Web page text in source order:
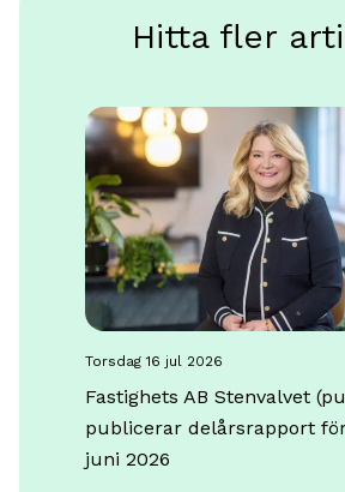
Hitta fler
torsdag 16 jul 2026
Fastighets AB Stenvalvet
publicerar delårsrapport
juni 2026